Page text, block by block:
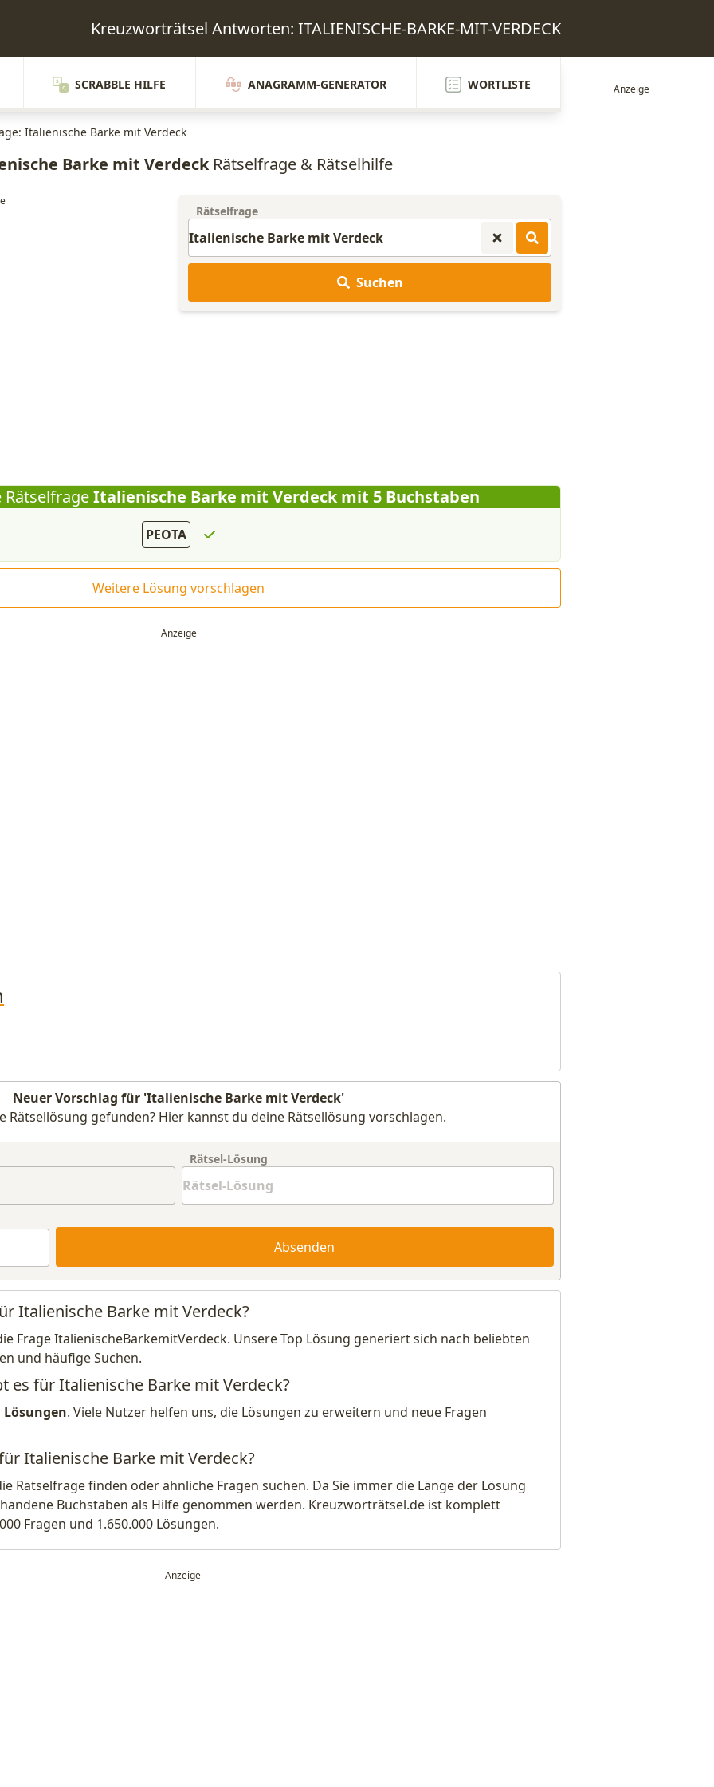
Kreuzworträtsel Antworten: ITALIENISCHE-BARKE-MIT-VERDECK
SCRABBLE HILFE ANAGRAMM-GENERATOR WORTLISTE
Italienische Barke mit Verdeck
Barke mit VerdeckRätselfrage & Rätselhilfe
Rätselfrage
Suchen
Italienische Barke mit Verdeck mit 5 Buchstaben
PEOTA
Weitere Lösung vorschlagen
Neuer Vorschlag für 'Italienische Barke mit Verdeck'
Rätsellösung gefunden? Hier kannst du deine Rätsellösung vorschlagen.
Rätsel-Lösung
Absenden
Italienische Barke mit Verdeck?
Frage ItalienischeBarkemitVerdeck. Unsere Top Lösung generiert sich nach beliebten
und häufige Suchen.
es für Italienische Barke mit Verdeck?
Lösungen. Viele Nutzer helfen uns, die Lösungen zu erweitern und neue Fragen
Italienische Barke mit Verdeck?
Rätselfrage finden oder ähnliche Fragen suchen. Da Sie immer die Länge der Lösung
Buchstaben als Hilfe genommen werden. Kreuzworträtsel.de ist komplett
Fragen und 1.650.000 Lösungen.